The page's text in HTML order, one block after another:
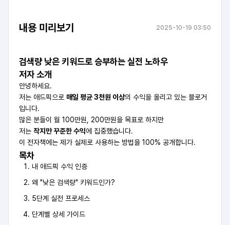
내용 미리보기 2025-10-19 03:50
검색량 낮은 키워드로 승부하는 실전 노하우
저자 소개
안녕하세요.
저는 애드픽으로 매일 평균 3천원 이상의 수익을 올리고 있는 블로거
입니다.
많은 분들이 월 100만원, 200만원을 목표로 하지만
저는 작지만 꾸준한 수익에 집중했습니다.
이 전자책에는 제가 실제로 사용하는 방법을 100% 공개합니다.
목차
내 애드픽 수익 인증
왜 "낮은 검색량" 키워드인가?
5단계 실전 프로세스
단계별 상세 가이드